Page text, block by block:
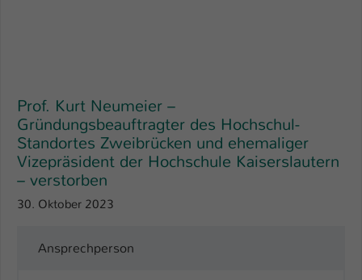
Prof. Kurt Neumeier –
Gründungsbeauftragter des Hochschul-
Standortes Zweibrücken und ehemaliger
Vizepräsident der Hochschule Kaiserslautern
– verstorben
30. Oktober 2023
Ansprechperson